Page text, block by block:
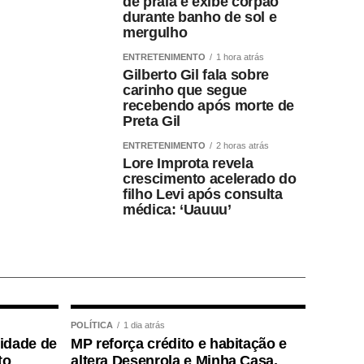
durante banho de sol e
mergulho
ENTRETENIMENTO 1 hora atrás
Gilberto Gil fala sobre
carinho que segue
recebendo após morte de
Preta Gil
ENTRETENIMENTO 2 horas atrás
Lore Improta revela
crescimento acelerado do
filho Levi após consulta
médica: ‘Uauuu’
de
POLÍTICA 1 dia atrás
MP reforça crédito e habitação e
altera Desenrola e Minha Casa,